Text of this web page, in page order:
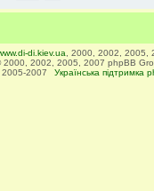
di.kiev.ua , 2000, 2002, 2005,
2000, 2002, 2005, 2007 phpBB
2005-2007
Українська підтримка